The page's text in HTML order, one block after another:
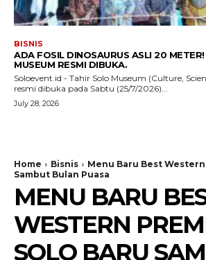
BISNIS
ADA FOSIL DINOSAURUS ASLI 20
MUSEUM RESMI DIBUKA.
Soloevent.id - Tahir Solo Museum (Culture,
resmi dibuka pada Sabtu (25/7/2026)...
July 28, 2026